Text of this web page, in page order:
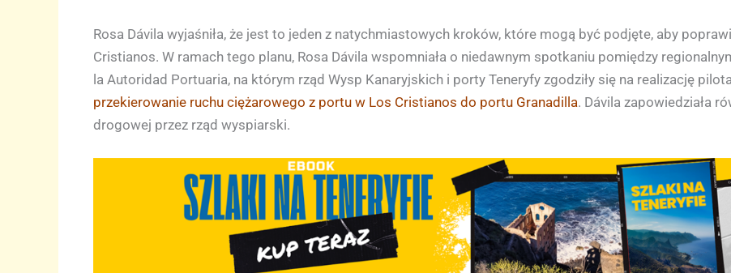
Rosa Dávila wyjaśniła, że jest to jeden z natychmiastowych kroków, które mogą być podjęte, aby
Cristianos. W ramach tego planu, Rosa Dávila wspomniała o niedawnym spotkaniu pomiędzy
la Autoridad Portuaria, na którym rząd Wysp Kanaryjskich i porty Teneryfy zgodziły się na realizację
przekierowanie ruchu ciężarowego z portu w Los Cristianos do portu Granadilla. Dávila zapowiedziała
drogowej przez rząd wyspiarski.